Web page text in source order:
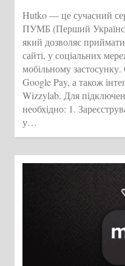
Hutko — це сучасний
ПУМБ (Перший
який дозволяє
сайті, у соціальних
мобільному
Google Pay, а також
Wizzylab. Для
необхідно: 1.
у…